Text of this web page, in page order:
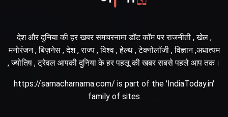
देश और दुनिया की हर खबर समचरनामा डॉट कॉम पर राजनीती , खेल ,
मनोरंजन , बिज़नेस , देश , राज्य , विश्व , हेल्थ , टेक्नोलॉजी , विज्ञान ,अधात्यम
, ज्योतिष , ट्रेवल आपकी दुनिया के हर पहलू की खबर सबसे पहले आप तक।
https://samacharnama.com/ is part of the 'IndiaToday.in'
family of sites